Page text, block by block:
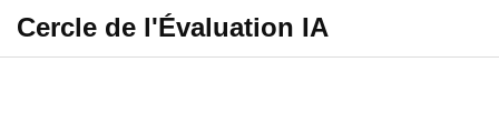
Cercle de l'Évaluation IA